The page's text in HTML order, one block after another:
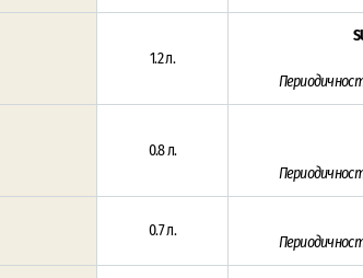
1.2 л.
0.8 л.
0.7 л.